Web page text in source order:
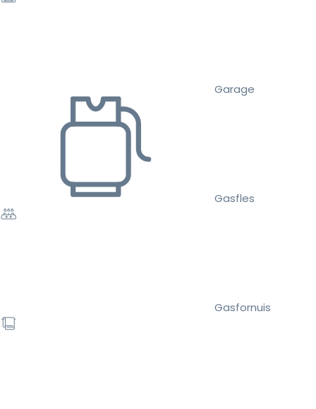
Garage
Gasfles
Gasfornuis